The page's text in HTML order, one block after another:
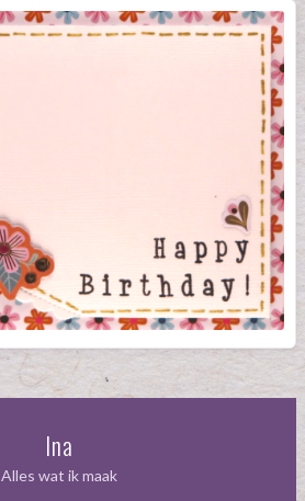
Ina
Alles wat ik maak